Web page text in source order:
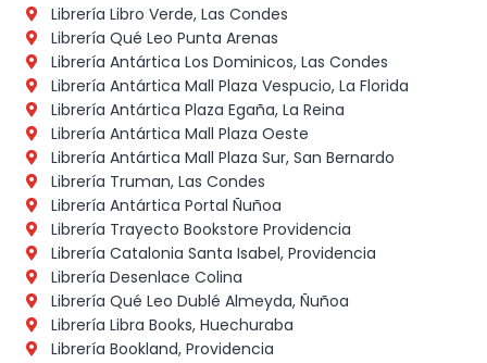
Librería Libro Verde, Las Condes
Librería Qué Leo Punta Arenas
Librería Antártica Los Dominicos, Las Condes
Librería Antártica Mall Plaza Vespucio, La Florida
Librería Antártica Plaza Egaña, La Reina
Librería Antártica Mall Plaza Oeste
Librería Antártica Mall Plaza Sur, San Bernardo
Librería Truman, Las Condes
Librería Antártica Portal Ñuñoa
Librería Trayecto Bookstore Providencia
Librería Catalonia Santa Isabel, Providencia
Librería Desenlace Colina
Librería Qué Leo Dublé Almeyda, Ñuñoa
Librería Libra Books, Huechuraba
Librería Bookland, Providencia